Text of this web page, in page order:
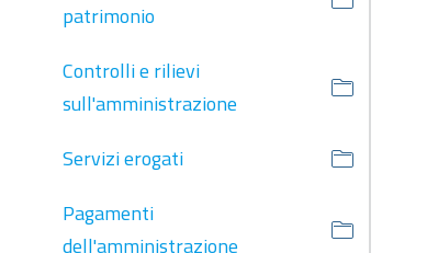
patrimonio
Controlli e rilievi
sull'amministrazione
Servizi erogati
Pagamenti
dell'amministrazione